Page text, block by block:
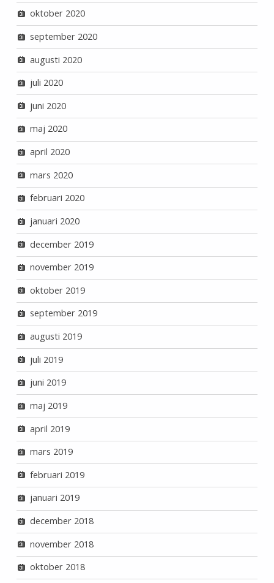
oktober 2020
september 2020
augusti 2020
juli 2020
juni 2020
maj 2020
april 2020
mars 2020
februari 2020
januari 2020
december 2019
november 2019
oktober 2019
september 2019
augusti 2019
juli 2019
juni 2019
maj 2019
april 2019
mars 2019
februari 2019
januari 2019
december 2018
november 2018
oktober 2018